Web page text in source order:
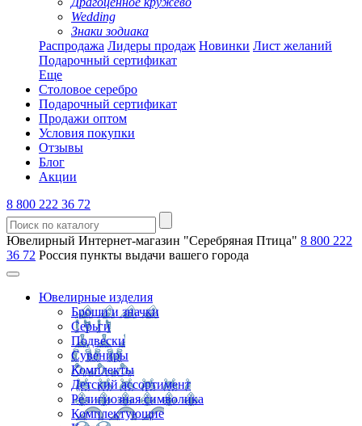
Wedding
Знаки зодиака
Распродажа Лидеры продаж Новинки Лист желаний
Подарочный сертификат
Еще
Столовое серебро
Подарочный сертификат
Продажи оптом
Условия покупки
Отзывы
Блог
Акции
8 800 222 36 72
Ювелирный Интернет-магазин "Серебряная Птица" 8 800 222
36 72 Россия пункты выдачи вашего города
Ювелирные изделия
Броши и значки
Серьги
Подвески
Сувениры
Комплекты
Детский ассортимент
Религиозная символика
Комплектующие